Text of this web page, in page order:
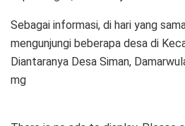
Sebagai informasi, di hari yang
mengunjungi beberapa desa di
Diantaranya Desa Siman,
mg